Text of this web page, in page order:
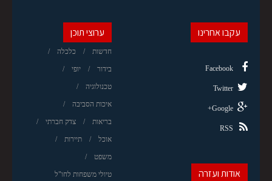
ערוצי תוכן
חדשות כלכלה
בידור יופי
טכנולוגיה
איכות הסביבה
בריאות צדק חברתי
אוכל תיירות
משפט
טיולי משפחות לחו"ל
עקבו אחרינו
Facebook
Twitter
Google+
RSS
אודות ועזרה